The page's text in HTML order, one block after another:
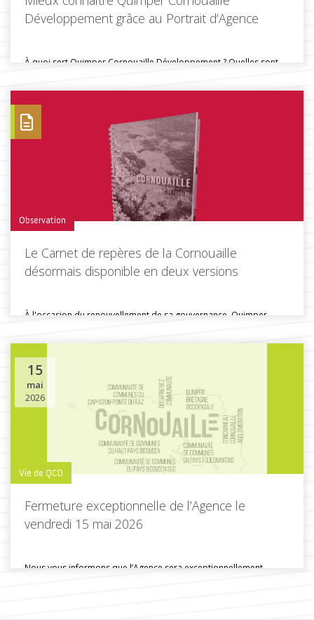
Développement grâce au Portrait d’Agence
À quoi sert Quimper Cornouaille Développement ? Quelles sont
Toutes les actus de cette rubrique
Observation
Le Carnet de repères de la Cornouaille
désormais disponible en deux versions
À l'occasion du renouvellement de sa gouvernance, Quimper
Toutes les actus de cette rubrique
15
mai
2026
Vie de QCD
Fermeture exceptionnelle de l’Agence le
vendredi 15 mai 2026
Nous vous informons que l’Agence sera exceptionnellement